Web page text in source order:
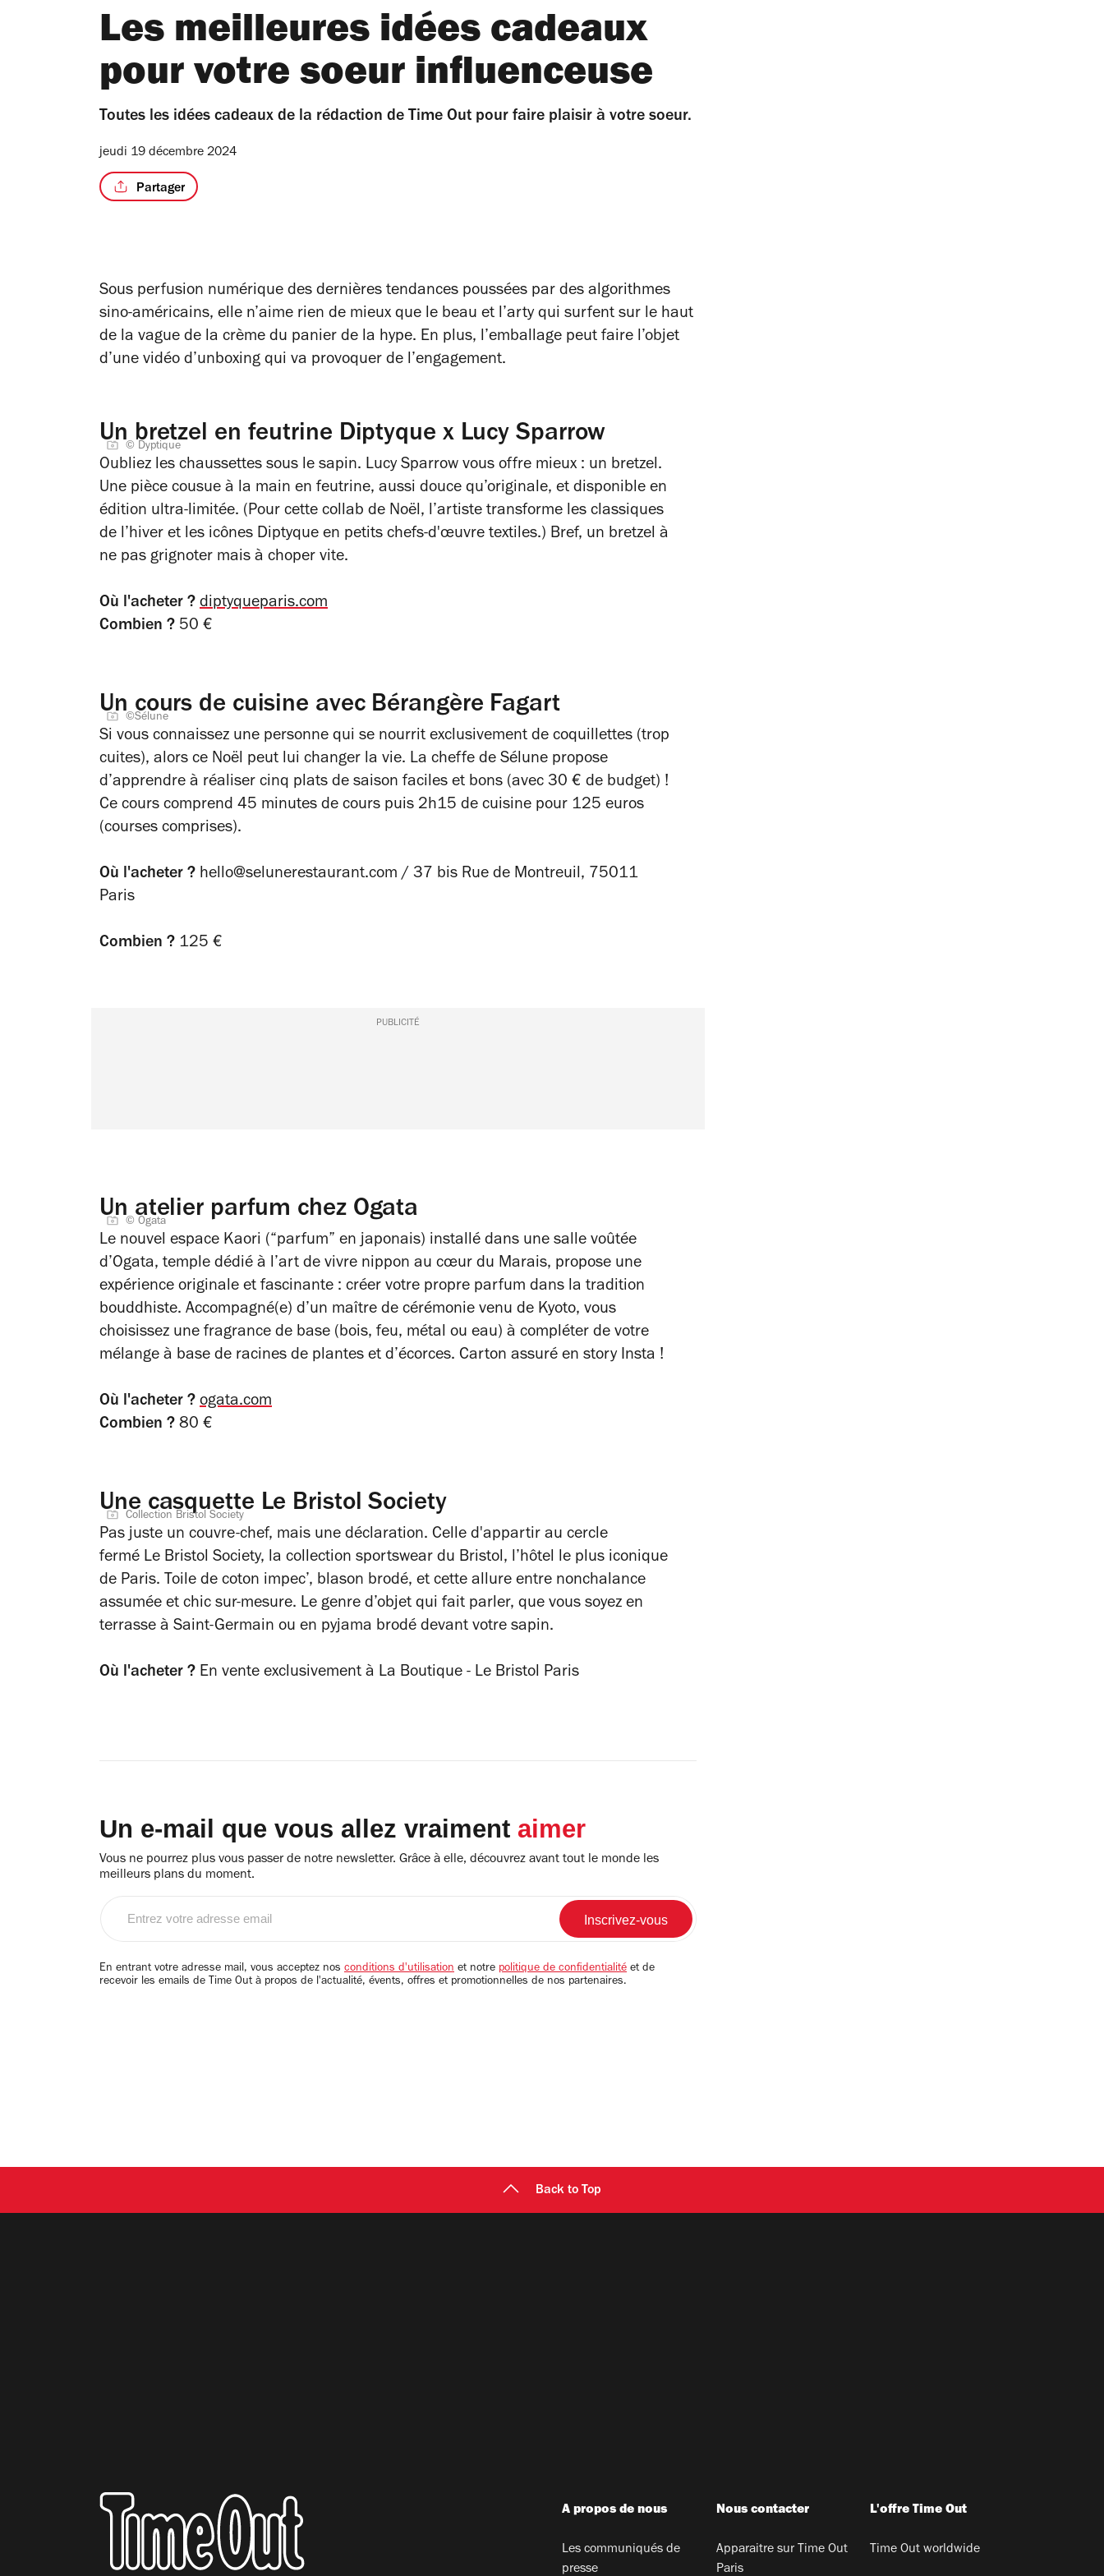
Les meilleures idées cadeaux
pour votre soeur influenceuse
Toutes les idées cadeaux de la rédaction de Time Out pour faire plaisir à votre soeur.
jeudi 19 décembre 2024
Partager
Sous perfusion numérique des dernières tendances poussées par des algorithmes
sino-américains, elle n’aime rien de mieux que le beau et l’arty qui surfent sur le haut
de la vague de la crème du panier de la hype. En plus, l’emballage peut faire l’objet
d’une vidéo d’unboxing qui va provoquer de l’engagement.
Un bretzel en feutrine Diptyque x Lucy Sparrow
© Dyptique
Oubliez les chaussettes sous le sapin. Lucy Sparrow vous offre mieux : un bretzel.
Une pièce cousue à la main en feutrine, aussi douce qu’originale, et disponible en
édition ultra-limitée. (Pour cette collab de Noël, l’artiste transforme les classiques
de l’hiver et les icônes Diptyque en petits chefs-d'œuvre textiles.) Bref, un bretzel à
ne pas grignoter mais à choper vite.
Où l'acheter ? diptyqueparis.com
Combien ? 50 €
Un cours de cuisine avec Bérangère Fagart
©Sélune
Si vous connaissez une personne qui se nourrit exclusivement de coquillettes (trop
cuites), alors ce Noël peut lui changer la vie. La cheffe de Sélune propose
d’apprendre à réaliser cinq plats de saison faciles et bons (avec 30 € de budget) !
Ce cours comprend 45 minutes de cours puis 2h15 de cuisine pour 125 euros
(courses comprises).
Où l'acheter ? hello@selunerestaurant.com / 37 bis Rue de Montreuil, 75011
Paris
Combien ? 125 €
PUBLICITÉ
Un atelier parfum chez Ogata
© Ogata
Le nouvel espace Kaori (“parfum” en japonais) installé dans une salle voûtée
d’Ogata, temple dédié à l’art de vivre nippon au cœur du Marais, propose une
expérience originale et fascinante : créer votre propre parfum dans la tradition
bouddhiste. Accompagné(e) d’un maître de cérémonie venu de Kyoto, vous
choisissez une fragrance de base (bois, feu, métal ou eau) à compléter de votre
mélange à base de racines de plantes et d’écorces. Carton assuré en story Insta !
Où l'acheter ? ogata.com
Combien ? 80 €
Une casquette Le Bristol Society
Collection Bristol Society
Pas juste un couvre-chef, mais une déclaration. Celle d'appartir au cercle
fermé Le Bristol Society, la collection sportswear du Bristol, l’hôtel le plus iconique
de Paris. Toile de coton impec’, blason brodé, et cette allure entre nonchalance
assumée et chic sur-mesure. Le genre d’objet qui fait parler, que vous soyez en
terrasse à Saint-Germain ou en pyjama brodé devant votre sapin.
Où l'acheter ? En vente exclusivement à La Boutique - Le Bristol Paris
Un e-mail que vous allez vraiment aimer
Vous ne pourrez plus vous passer de notre newsletter. Grâce à elle, découvrez avant tout le monde les
meilleurs plans du moment.
email
En entrant votre adresse mail, vous acceptez nos conditions d'utilisation et notre politique de confidentialité et de
recevoir les emails de Time Out à propos de l'actualité, évents, offres et promotionnelles de nos partenaires.
Back to Top
A propos de nous
Les communiqués de
presse
Nous contacter
Apparaitre sur Time Out
Paris
L'offre Time Out
Time Out worldwide